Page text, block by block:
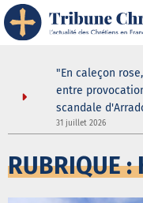
douche
"En caleçon
entre
scandale
31 juillet 2026
RUBRIQUE :